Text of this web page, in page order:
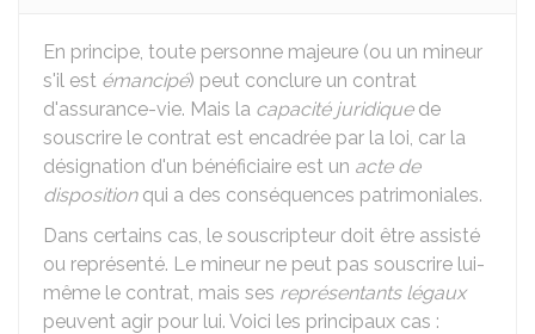
En principe, toute personne majeure (ou un mineur
s'il est émancipé) peut conclure un contrat
d'assurance-vie. Mais la capacité juridiquede
souscrire le contrat est encadrée par la loi, car la
désignation d'un bénéficiaire est un acte de
dispositionqui a des conséquences patrimoniales.
Dans certains cas, le souscripteur doit être assisté
ou représenté. Le mineur ne peut pas souscrire lui-
même le contrat, mais ses représentants légaux
peuvent agir pour lui. Voici les principaux cas :